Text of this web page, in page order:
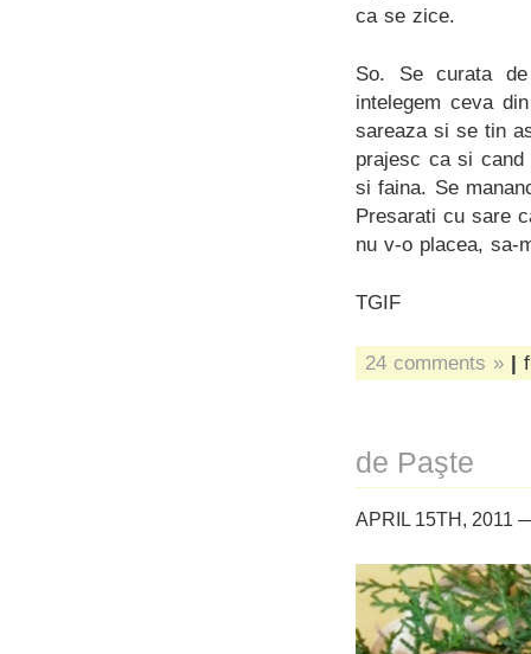
ca se zice.
So. Se curata
intelegem ceva
sareaza si se tin
prajesc ca si
si faina. Se
Presarati cu sare
nu v-o placea, sa-
TGIF
24 comments » |
de Paşte
APRIL 15TH, 2011